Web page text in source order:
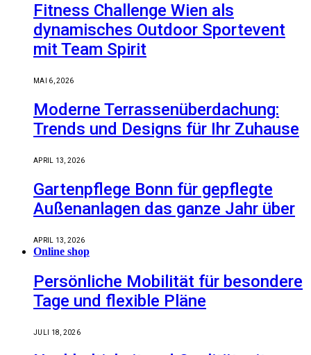
Fitness Challenge Wien als
dynamisches Outdoor Sportevent
mit Team Spirit
MAI 6, 2026
Moderne Terrassenüberdachung:
Trends und Designs für Ihr Zuhause
APRIL 13, 2026
Gartenpflege Bonn für gepflegte
Außenanlagen das ganze Jahr über
APRIL 13, 2026
Online shop
Persönliche Mobilität für besondere
Tage und flexible Pläne
JULI 18, 2026